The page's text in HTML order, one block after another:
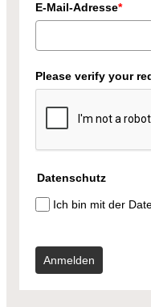
E-Mail-Adresse*
Please verify your
Datenschutz
Ich bin mit der
Anmelden